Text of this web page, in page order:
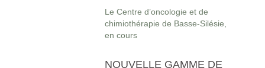
Le Centre d’oncologie et de
chimiothérapie de Basse-Silésie,
en cours
NOUVELLE GAMME DE